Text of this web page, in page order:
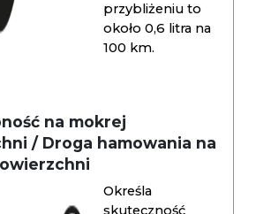
przybliżeniu to
około 0,6 litra na
100 km.
na mokrej
/ Droga hamowania na
Określa
skuteczność